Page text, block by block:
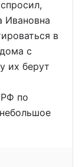
Ивановна
в
с
их берут
по